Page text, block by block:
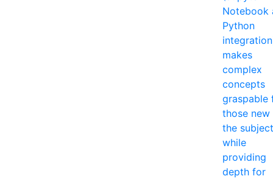
Notebook
Python
makes
complex
concepts
graspable
those
the subject
while
providing
depth for